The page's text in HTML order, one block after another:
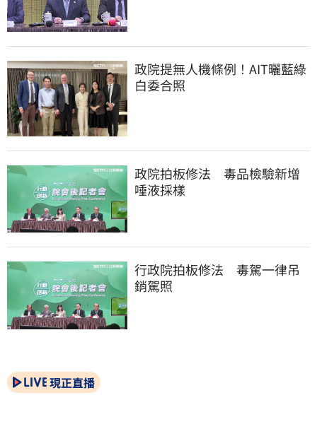
政院提無人機條例！AIT曬藍綠
白委合照
政院拍板修法　毒品檢驗新增
唾液採樣
行政院拍板修法　毒駕一律吊
銷駕照
現正直播